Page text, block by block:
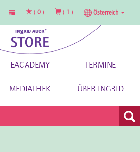
( 0 ) ( 1 ) Österreich
EACADEMY TERMINE
MEDIATHEK ÜBER INGRID